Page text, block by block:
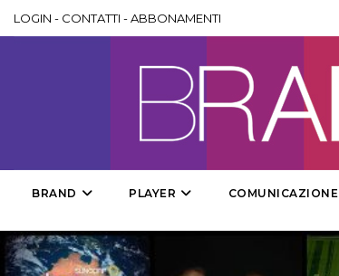
LOGIN - CONTATTI -ABBONAMENTI
BRAND PLAYER COMUNICAZIONE